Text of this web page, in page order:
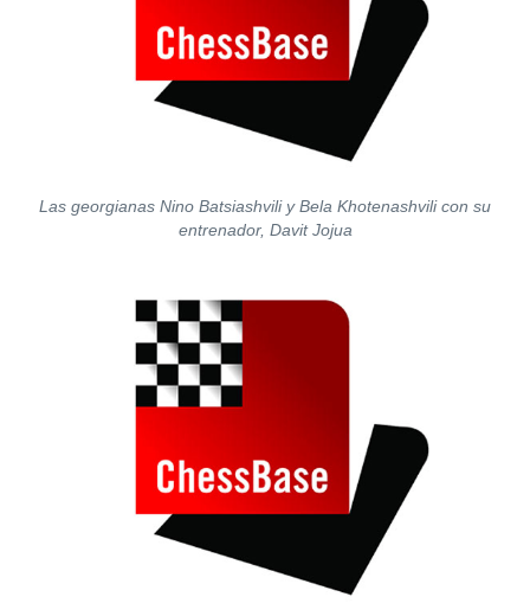
Las georgianas Nino Batsiashvili y Bela Khotenashvili con su
entrenador, Davit Jojua